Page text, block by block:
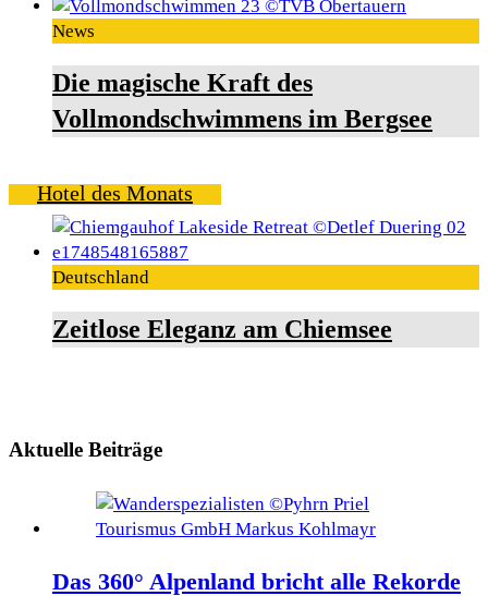
News
Die magische Kraft des
Vollmondschwimmens im Bergsee
Hotel des Monats
Deutschland
Zeitlose Eleganz am Chiemsee
Aktuelle Beiträge
Das 360° Alpenland bricht alle Rekorde